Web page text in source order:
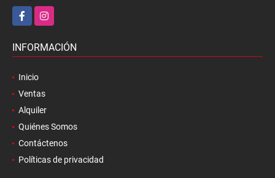
FacebookInstagram
INFORMACIÓN
Inicio
Ventas
Alquiler
Quiénes Somos
Contáctenos
Políticas de privacidad